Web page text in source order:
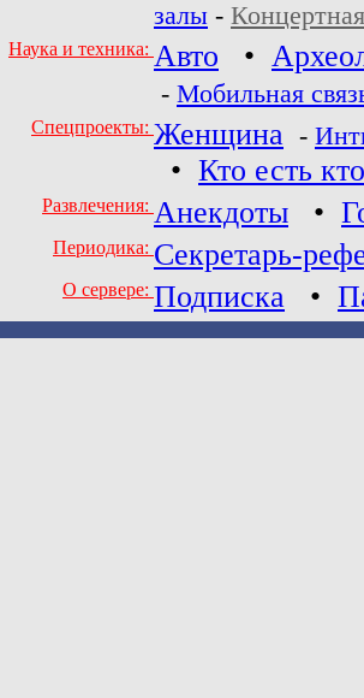
залы -
Наука и техника: Авто •
- Мобильная
Спецпроекты: Женщина -
• Кто есть кто
Развлечения: Анекдоты •
Периодика: Секретарь-
О сервере: Подписка •